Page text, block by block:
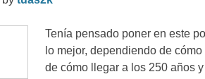
Tenía pensado poner en este
lo mejor,dependiendo de
de cómo llegar a los 250años